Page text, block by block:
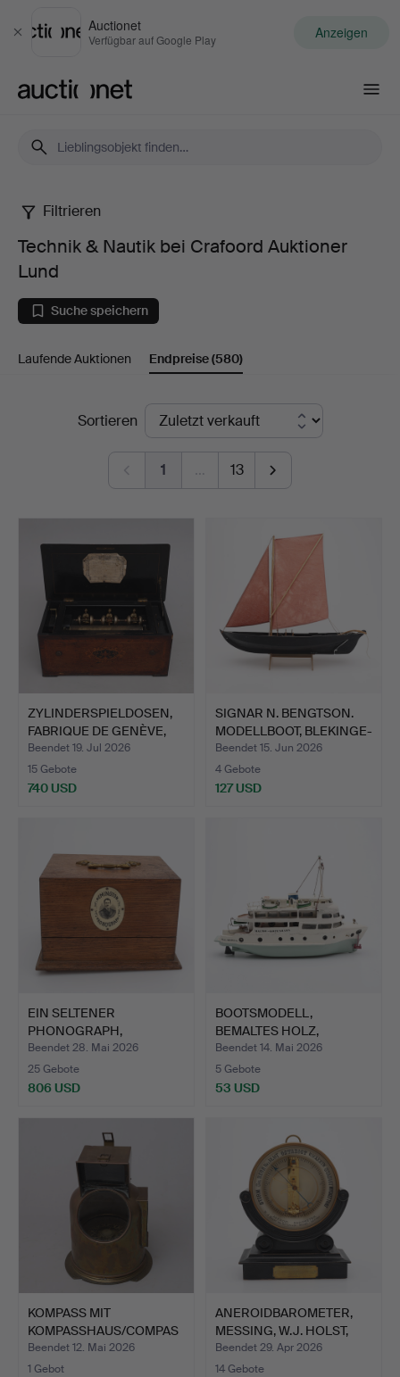
Schließen
Auctionet
Verfügbar auf Google Play Anzeigen
Technik
Nautik
bei
Auktioner
Filtrieren
Technik & Nautik bei Crafoord Auktioner
Lund
Suche speichern
Laufende Auktionen Endpreise(580)
EndpreiseSortieren
1 … 13
ZYLINDERSPIELDOSEN,
FABRIQUE DE GENÈVE,
SC…
Beendet 19. Jul 2026
15 Gebote
740 USD
SIGNAR N. BENGTSON.
MODELLBOOT, BLEKINGE-
E…
Beendet 15. Jun 2026
4 Gebote
127 USD
EIN SELTENER
PHONOGRAPH,
Remington, U.S.A,…
Beendet 28. Mai 2026
25 Gebote
806 USD
BOOTSMODELL,
BEMALTES HOLZ,
STILISIERTE VE…
Beendet 14. Mai 2026
5 Gebote
53 USD
KOMPASS MIT
KOMPASSHAUS/COMPAS
S AND BINNAC…
Beendet 12. Mai 2026
1 Gebot
ANEROIDBAROMETER,
MESSING, W.J. HOLST,
MAL…
Beendet 29. Apr 2026
14 Gebote